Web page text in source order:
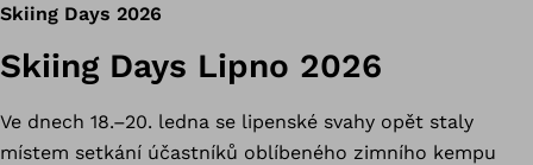
Skiing Days 2026
Skiing Days Lipno 2026
Ve dnech 18.–20. ledna se lipenské svahy opět staly
místem setkání účastníků oblíbeného zimního kempu